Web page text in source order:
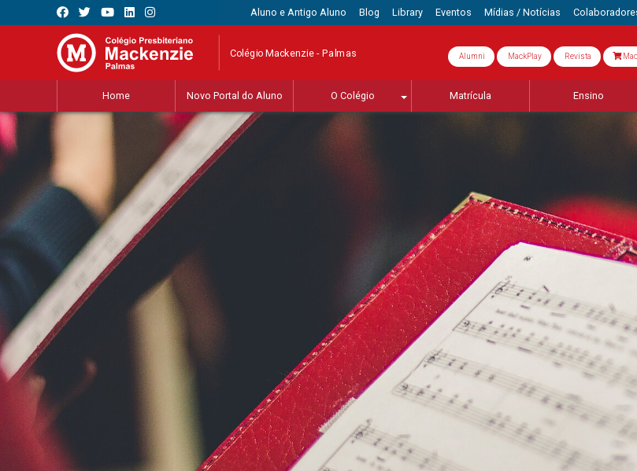
Aluno e Antigo Aluno Blog Library Eventos Mídias / Notícias
Colégio Mackenzie - Palmas Alumni MackPlay Revista
Home Novo Portal do Aluno O Colégio Matrícula Ensino